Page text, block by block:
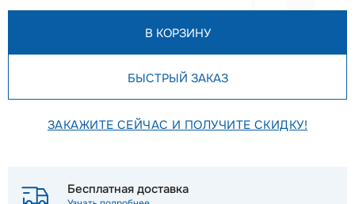
В КОРЗИНУ
БЫСТРЫЙ ЗАКАЗ
ЗАКАЖИТЕ СЕЙЧАС И ПОЛУЧИТЕ СКИДКУ!
Бесплатная доставка